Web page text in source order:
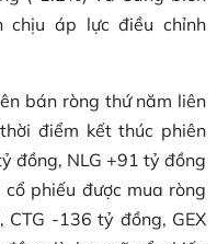
chịu áp lực điều chỉnh
bán ròng thứ năm liên
điểm kết thúc phiên
đồng, NLG +91 tỷ đồng
phiếu được mua ròng
CTG -136 tỷ đồng, GEX